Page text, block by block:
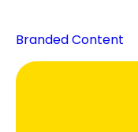
Branded Content